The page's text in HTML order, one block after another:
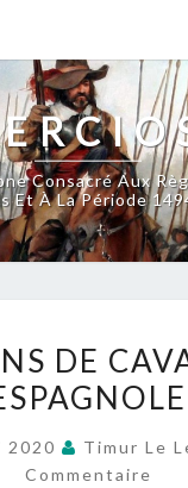
Consacré Aux
Et À La Période
DE
CAVALERIE
DE
2020 Timur Le
Commentaire